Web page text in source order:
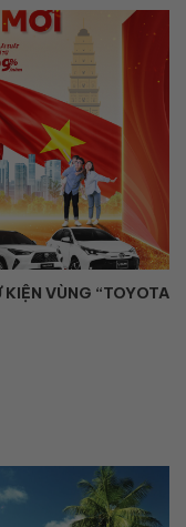
KIỆN VÙNG “TOYOTA